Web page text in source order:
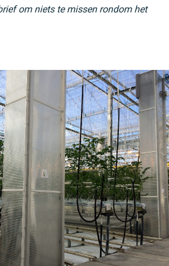
om niets te missen rondom het